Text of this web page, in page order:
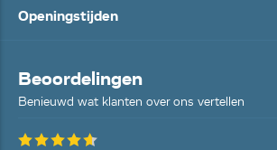
Openingstijden
Beoordelingen
Benieuwd wat klanten over ons vertellen